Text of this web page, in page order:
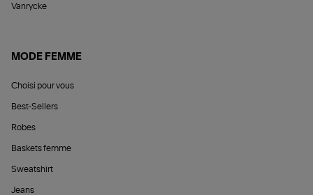
Vanrycke
MODE FEMME
Choisi pour vous
Best-Sellers
Robes
Baskets femme
Sweatshirt
Jeans